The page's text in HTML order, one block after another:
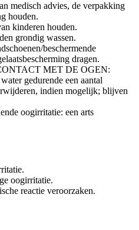
medisch advies, de verpakking
houden.
kinderen houden.
grondig wassen.
beschermende
dragen.
MET DE OGEN:
gedurende een aantal
indien mogelijk; blijven
oogirritatie: een arts
oogirritatie.
reactie veroorzaken.